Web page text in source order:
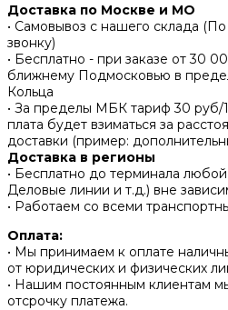
Доставка по Москве и МО
• Самовывоз с нашего склада
звонку)
• Бесплатно - при заказе от 30
ближнему Подмосковью в
Кольца
• За пределы МБК тариф 30 руб/
плата будет взиматься за
доставки (пример:
Доставка в регионы
• Бесплатно до терминала
Деловые линии и т.д.) вне
• Работаем со всеми
Оплата:
• Мы принимаем к оплате
от юридических и физических
• Нашим постоянным клиентам
отсрочку платежа.